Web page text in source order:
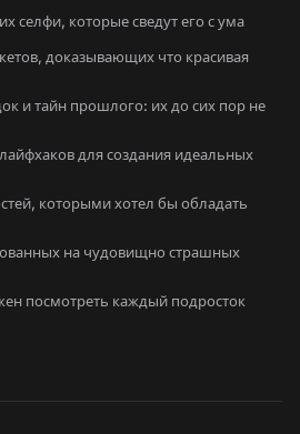
селфи, которые сведут его с ума
доказывающих что красивая
и тайн прошлого: их до сих пор не
для создания идеальных
которыми хотел бы обладать
на чудовищно страшных
посмотреть каждый подросток